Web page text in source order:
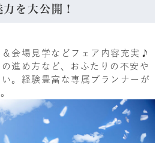
力を大公開！
会場見学などフェア内容充実♪
進め方など、おふたりの不安や
。経験豊富な専属プランナーが